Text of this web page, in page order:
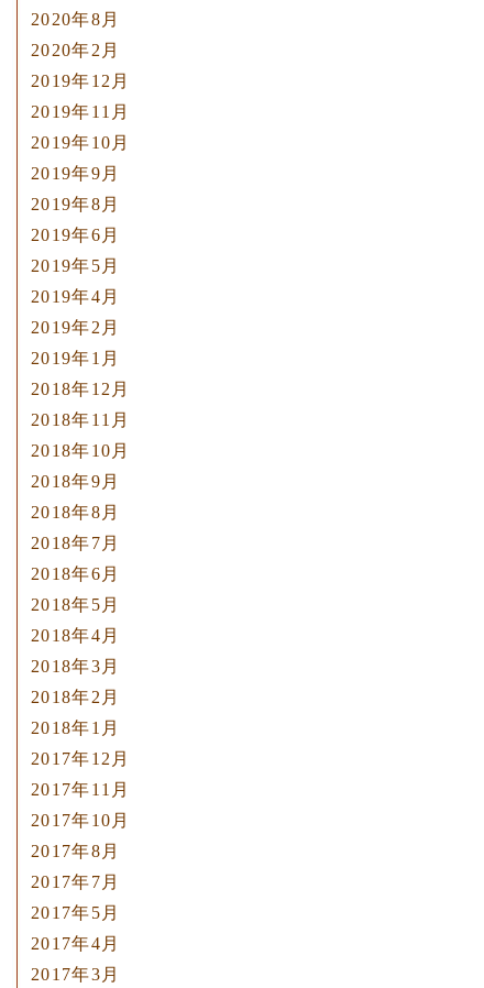
2020年8月
2020年2月
2019年12月
2019年11月
2019年10月
2019年9月
2019年8月
2019年6月
2019年5月
2019年4月
2019年2月
2019年1月
2018年12月
2018年11月
2018年10月
2018年9月
2018年8月
2018年7月
2018年6月
2018年5月
2018年4月
2018年3月
2018年2月
2018年1月
2017年12月
2017年11月
2017年10月
2017年8月
2017年7月
2017年5月
2017年4月
2017年3月